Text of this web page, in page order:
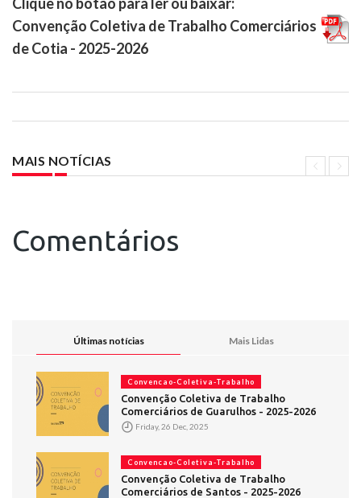
Convenção Coletiva de Trabalho Comerciários
de Cotia - 2025-2026
MAIS NOTÍCIAS
Comentários
Últimas notícias Mais Lidas
Convencao-Coletiva-Trabalho
Convenção Coletiva de Trabalho
Comerciários de Guarulhos - 2025-2026
Friday, 26 Dec, 2025
Convencao-Coletiva-Trabalho
Convenção Coletiva de Trabalho
Comerciários de Santos - 2025-2026